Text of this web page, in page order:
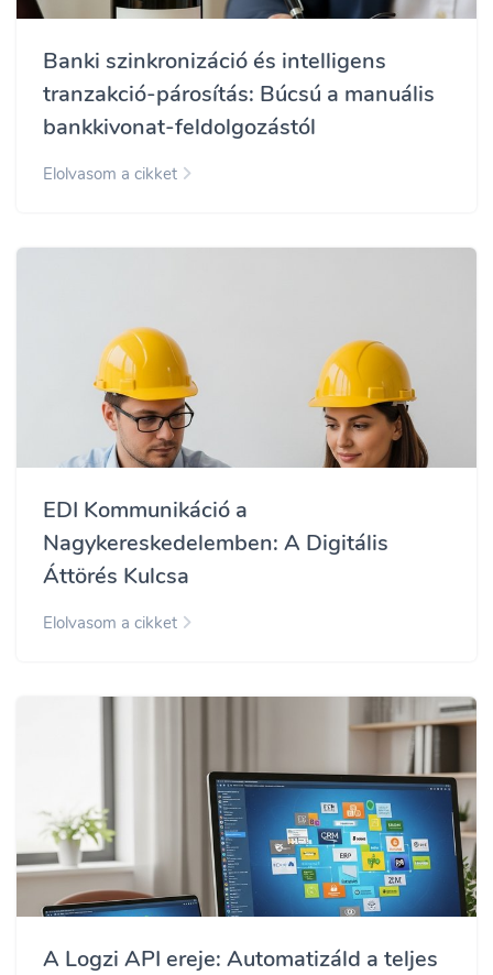
Banki szinkronizáció és intelligens
tranzakció-párosítás: Búcsú a manuális
bankkivonat-feldolgozástól
Elolvasom a cikket
EDI Kommunikáció a
Nagykereskedelemben: A Digitális
Áttörés Kulcsa
Elolvasom a cikket
A Logzi API ereje: Automatizáld a teljes